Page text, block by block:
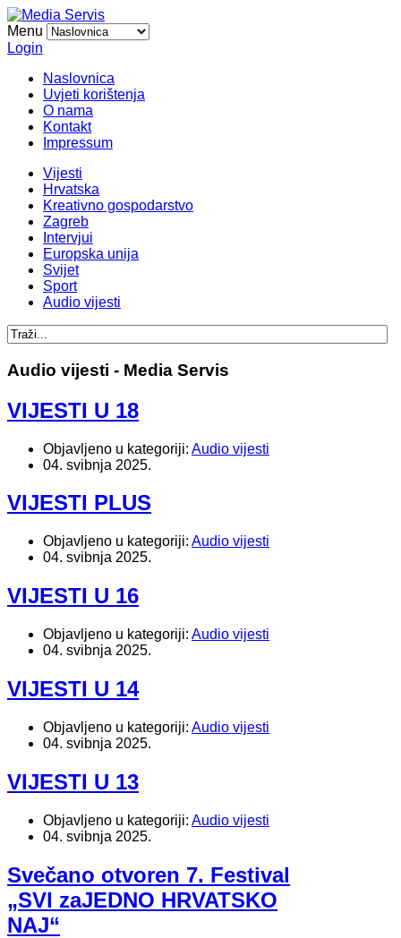
Menu
Login
Naslovnica
Uvjeti korištenja
O nama
Kontakt
Impressum
Vijesti
Hrvatska
Kreativno gospodarstvo
Zagreb
Intervjui
Europska unija
Svijet
Sport
Audio vijesti
Audio vijesti - Media Servis
VIJESTI U 18
Objavljeno u kategoriji: Audio vijesti
04. svibnja 2025.
VIJESTI PLUS
Objavljeno u kategoriji: Audio vijesti
04. svibnja 2025.
VIJESTI U 16
Objavljeno u kategoriji: Audio vijesti
04. svibnja 2025.
VIJESTI U 14
Objavljeno u kategoriji: Audio vijesti
04. svibnja 2025.
VIJESTI U 13
Objavljeno u kategoriji: Audio vijesti
04. svibnja 2025.
Svečano otvoren 7. Festival
„SVI zaJEDNO HRVATSKO
NAJ“